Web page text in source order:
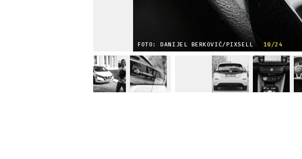
FOTO: DANIJEL BERKOVIĆ/PIXSELL 10/24